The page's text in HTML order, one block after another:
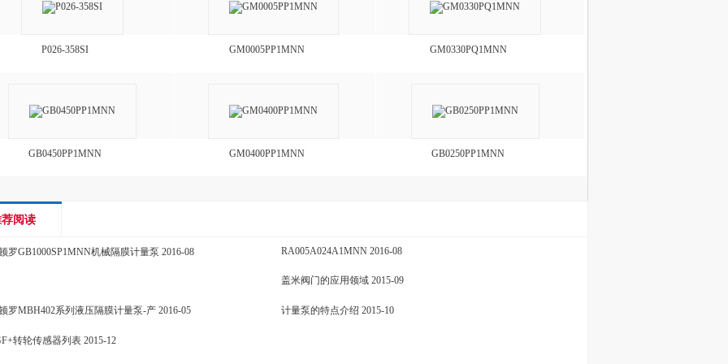
P026-358SI GM0005PP1MNN GM0330PQ1MNN
GB0450PP1MNN GM0400PP1MNN GB0250PP1MNN
阅读
罗GB1000SP1MNN机械隔膜计量泵 2016-08 RA005A024A1MNN 2016-08
盖米阀门的应用领域 2015-09
罗MBH402系列液压隔膜计量泵-产 2016-05 计量泵的特点介绍 2015-10
转轮传感器列表 2015-12